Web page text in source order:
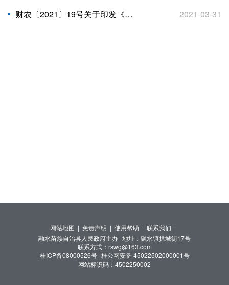
财农〔2021〕19号关于印发《中央财政衔接推进乡村振兴补助资金管理办法》的通知
2021-03-31
网站地图 | 免责声明 | 使用帮助 | 联系我们 |
融水苗族自治县人民政府主办 地址：融水镇拱城街17号
联系方式：rswg@163.com
桂ICP备08000526号 桂公网安备 45022502000001号
网站标识码：4502250002